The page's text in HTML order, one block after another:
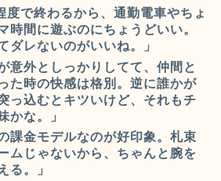
度で終わるから、通勤電車やちょ
時間に遊ぶのにちょうどいい。
ダレないのがいいね。」
意外としっかりしてて、仲間と
た時の快感は格別。逆に誰かが
っ込むとキツいけど、それもチ
かな。」
課金モデルなのが好印象。札束
ムじゃないから、ちゃんと腕を
る。」